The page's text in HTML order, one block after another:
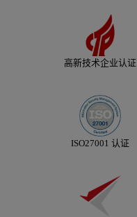
高新技术企业认证
ISO27001 认证